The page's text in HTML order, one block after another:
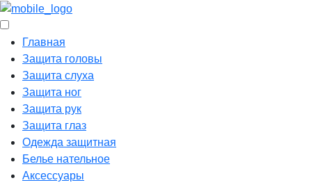
Главная
Защита головы
Защита слуха
Защита ног
Защита рук
Защита глаз
Одежда защитная
Белье нательное
Аксессуары